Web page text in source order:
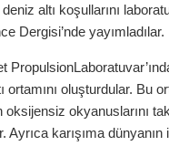
altı koşullarını
Dergisi’nde yayımladılar.
oluşturdular. Bu
oksijensiz okyanuslarını
karışıma